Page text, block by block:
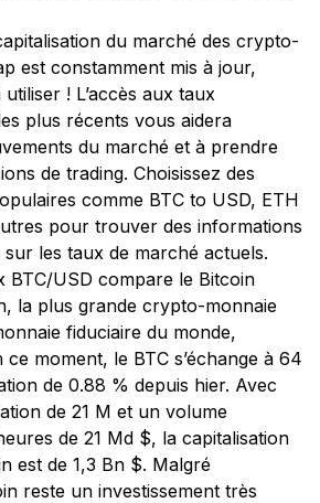
du marché des crypto-
est constamment mis à jour,
! L’accès aux taux
plus récents vous aidera
du marché et à prendre
de trading. Choisissez des
comme BTC to USD, ETH
pour trouver des informations
les taux de marché actuels.
BTC/USD compare le Bitcoin
la plus grande crypto-monnaie
fiduciaire du monde,
moment, le BTC s’échange à 64
de 0.88 % depuis hier. Avec
de 21 M et un volume
de 21 Md $, la capitalisation
est de 1,3 Bn $. Malgré
reste un investissement très